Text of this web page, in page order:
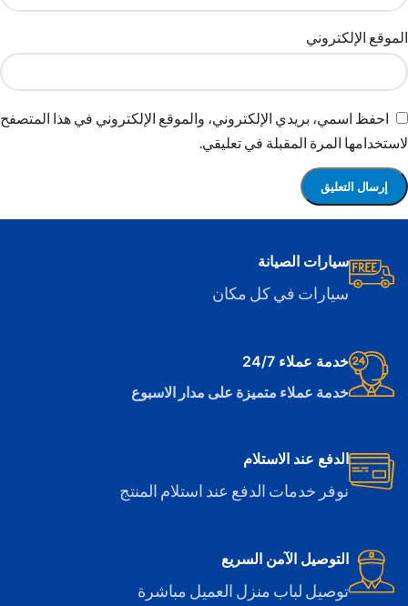
الموقع الإلكتروني
احفظ اسمي، بريدي الإلكتروني، والموقع الإلكتروني في هذا المتصفح
لاستخدامها المرة المقبلة في تعليقي.
سيارات الصيانة
سيارات في كل مكان
خدمة عملاء 24/7
خدمة عملاء متميزة على مدار الاسبوع
الدفع عند الاستلام
نوفر خدمات الدفع عند استلام المنتج
التوصيل الآمن السريع
توصيل لباب منزل العميل مباشرة